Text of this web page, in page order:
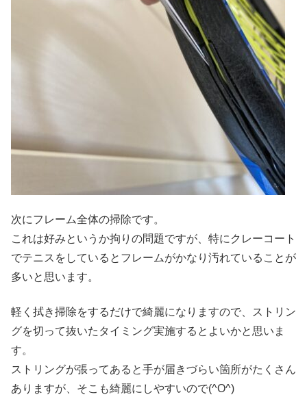
次にフレーム全体の掃除です。
これは好みというか拘りの問題ですが、特にクレーコート
でテニスをしているとフレームがかなり汚れていることが
多いと思います。
軽く拭き掃除をするだけで綺麗になりますので、ストリン
グを切って抜いたタイミング実施するとよいかと思いま
す。
ストリングが張ってあると手が届きづらい箇所がたくさん
ありますが、そこも綺麗にしやすいので(^O^)